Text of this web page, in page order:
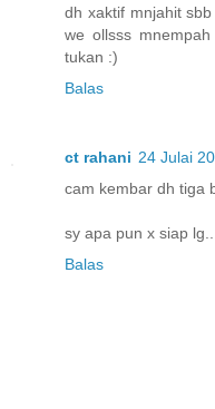
dh xaktif mnjahit
we ollsss
tukan :)
Balas
ct rahani 24 Julai
cam kembar dh tiga
sy apa pun x siap
Balas